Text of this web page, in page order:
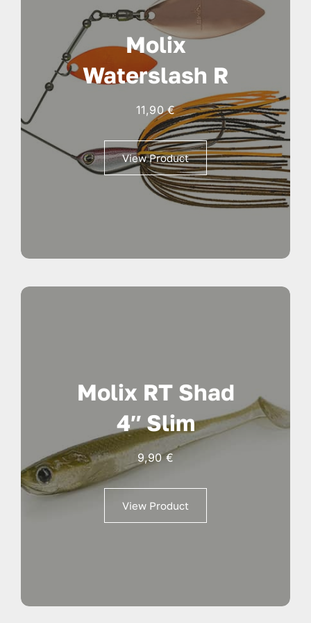
Molix
Waterslash R
11,90€
View Product
Molix RT Shad
4″ Slim
9,90€
View Product